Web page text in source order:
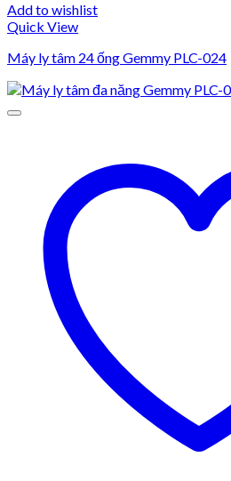
Add to wishlist
Quick View
Máy ly tâm 24 ống Gemmy PLC-024